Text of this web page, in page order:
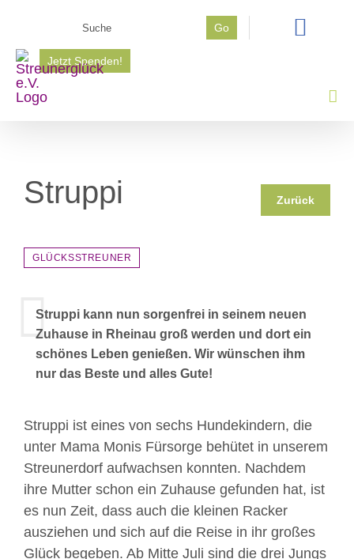
springen
Go
Jetzt Spenden!
Struppi Zurück
GLÜCKSSTREUNER
Struppi kann nun sorgenfrei in seinem neuen
Zuhause in Rheinau groß werden und dort ein
schönes Leben genießen. Wir wünschen ihm
nur das Beste und alles Gute!
Struppi ist eines von sechs Hundekindern, die
unter Mama Monis Fürsorge behütet in unserem
Streunerdorf aufwachsen konnten. Nachdem
ihre Mutter schon ein Zuhause gefunden hat, ist
es nun Zeit, dass auch die kleinen Racker
ausziehen und sich auf die Reise in ihr großes
Glück begeben. Ab Mitte Juli sind die drei Jungs